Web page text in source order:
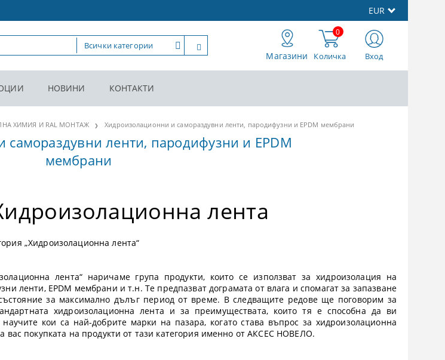
EUR
Магазини Количка
0
Вход
НОВИНИ КОНТАКТИ
ХИМИЯ И RAL МОНТАЖ Хидроизолационни и самораздувни ленти, пародифузни и EPDM мембрани
ленти, пародифузни и EPDM
мембрани
лента
„Хидроизолационна лента“
лента“ наричаме група продукти, които се използват за хидроизолация на
ленти, EPDM мембрани и т.н. Те предпазват дограмата от влага и спомагат за запазване
за максимално дълъг период от време. В следващите редове ще поговорим за
хидроизолационна лента и за преимуществата, които тя е способна да ви
кои са най-добрите марки на пазара, когато става въпрос за хидроизолационна
вас покупката на продукти от тази категория именно от АКСЕС НОВЕЛО.